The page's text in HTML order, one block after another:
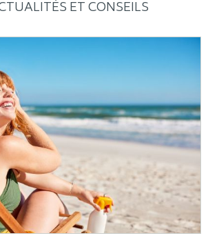
ET CONSEILS